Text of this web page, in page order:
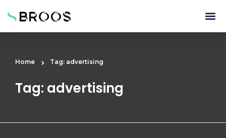
Home Tag: advertising
Tag: advertising